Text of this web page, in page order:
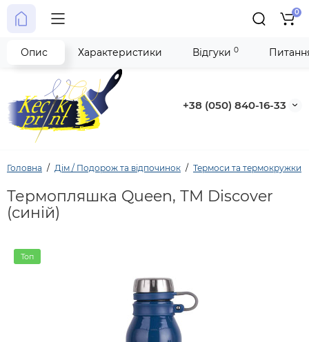
+38 (050) 840-16-33
0
Головна Дім / Подорож та відпочинок Термоси та термокружки
Термопляшка Queen, ТМ Discover
(синій)
Топ
Опис Характеристики Відгуки 0